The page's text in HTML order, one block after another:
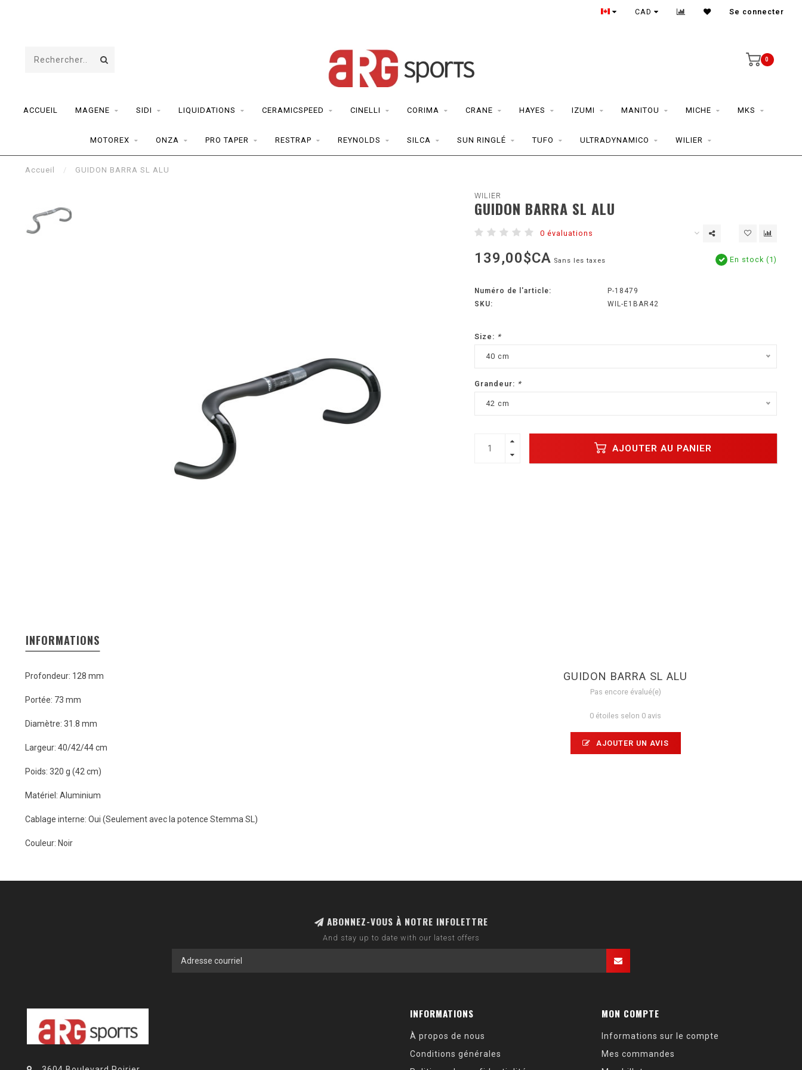
CAD Se connecter
0
ACCUEIL MAGENE SIDI LIQUIDATIONS CERAMICSPEED CINELLI CORIMA CRANE HAYES IZUMI MANITOU MICHE MKS
MOTOREX ONZA PRO TAPER RESTRAP REYNOLDS SILCA SUN RINGLÉ TUFO ULTRADYNAMICO WILIER
Accueil / GUIDON BARRA SL ALU
WILIER
GUIDON BARRA SL ALU
0 évaluations
139,00$CA Sans les taxes En stock (1)
Numéro de l'article:
P-18479
SKU:
WIL-E1BAR42
Size: *
40 cm
Grandeur: *
42 cm
AJOUTER AU PANIER
INFORMATIONS
Profondeur: 128 mm
Portée: 73 mm
Diamètre: 31.8 mm
Largeur: 40/42/44 cm
Poids: 320 g (42 cm)
Matériel: Aluminium
Cablage interne: Oui (Seulement avec la potence Stemma SL)
Couleur: Noir
GUIDON BARRA SL ALU
Pas encore évalué(e)
0 étoiles selon 0 avis
AJOUTER UN AVIS
ABONNEZ-VOUS À NOTRE INFOLETTRE
And stay up to date with our latest offers
INFORMATIONS
À propos de nous
Conditions générales
MON COMPTE
Informations sur le compte
Mes commandes